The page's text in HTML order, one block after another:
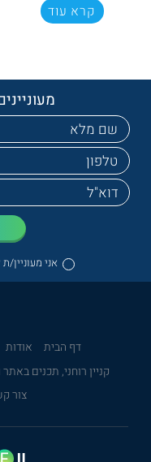
קרא עוד
אני מעוניין/
דף הבית אודות
קניין רוחני, תכנים באתר
צור